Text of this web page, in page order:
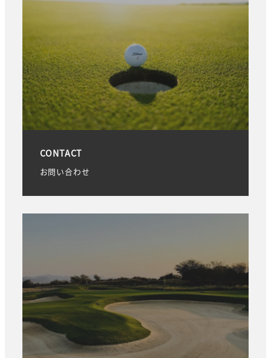
CONTACT
お問い合わせ